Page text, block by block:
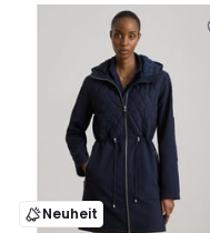
Neuheit